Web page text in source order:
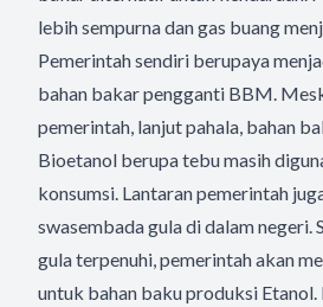
lebih sempurna dan gas buang
Pemerintah sendiri berupaya
bahan bakar pengganti BBM.
pemerintah, lanjut pahala, bahan
Bioetanol berupa tebu masih
konsumsi. Lantaran pemerintah
swasembada gula di dalam negeri.
gula terpenuhi, pemerintah akan
untuk bahan baku produksi Etanol.